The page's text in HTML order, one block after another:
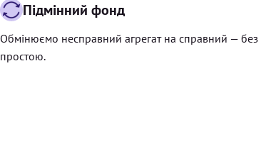
Підмінний фонд
Обмінюємо несправний агрегат на справний — без
простою.